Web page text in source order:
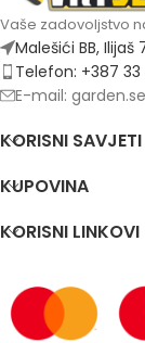
Vaše zadovoljstvo
Malešići BB, Ilijaš
Telefon: +387
E-mail:
KORISNI SAVJETI
KUPOVINA
KORISNI LINKOVI